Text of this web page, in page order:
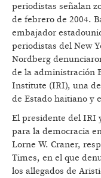
periodistas señalan
de febrero de 2004.
embajador
periodistas del New
Nordberg
de la administración
Institute (IRI), una
de Estado haitiano y
El presidente del IRI
para la democracia
Lorne W. Craner,
Times, en el que
los allegados de